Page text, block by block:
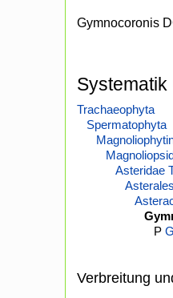
Gymnocoronis
Trachaeophyta
Spermatophyta
Asteridae
P
Verbreitung